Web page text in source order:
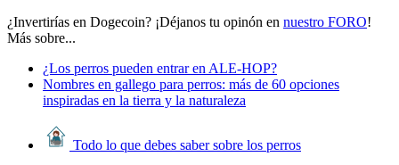
¿Invertirías en Dogecoin? ¡Déjanos tu opinón en nuestro FORO!
Más sobre...
¿Los perros pueden entrar en ALE-HOP?
Nombres en gallego para perros: más de 60 opciones
inspiradas en la tierra y la naturaleza
Todo lo que debes saber sobre los perros